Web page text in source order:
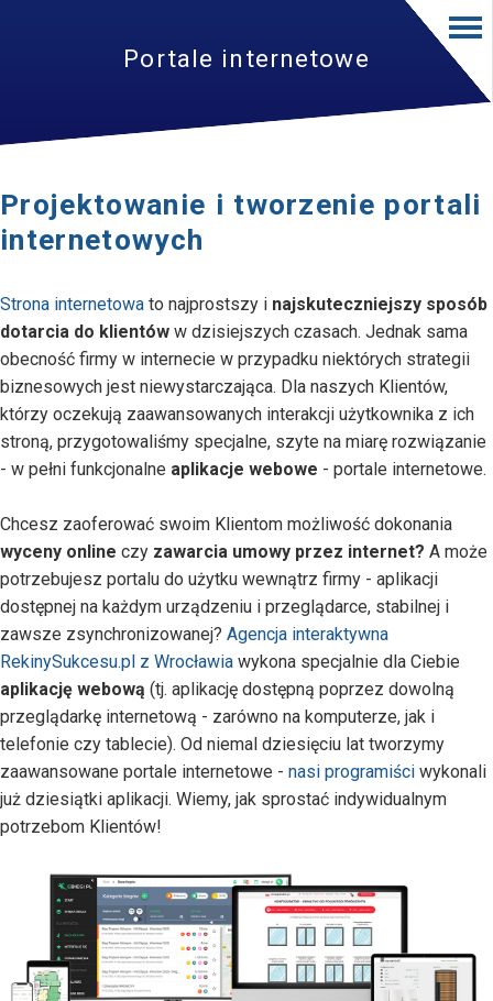
Portale internetowe
Projektowanie i tworzenie portali
internetowych
Strona internetowa to najprostszy i najskuteczniejszy sposób
dotarcia do klientów w dzisiejszych czasach. Jednak sama
obecność firmy w internecie w przypadku niektórych strategii
biznesowych jest niewystarczająca. Dla naszych Klientów,
którzy oczekują zaawansowanych interakcji użytkownika z ich
stroną, przygotowaliśmy specjalne, szyte na miarę rozwiązanie
- w pełni funkcjonalne aplikacje webowe - portale internetowe.
Chcesz zaoferować swoim Klientom możliwość dokonania
wyceny online czy zawarcia umowy przez internet? A może
potrzebujesz portalu do użytku wewnątrz firmy - aplikacji
dostępnej na każdym urządzeniu i przeglądarce, stabilnej i
zawsze zsynchronizowanej? Agencja interaktywna
RekinySukcesu.pl z Wrocławia wykona specjalnie dla Ciebie
aplikację webową (tj. aplikację dostępną poprzez dowolną
przeglądarkę internetową - zarówno na komputerze, jak i
telefonie czy tablecie). Od niemal dziesięciu lat tworzymy
zaawansowane portale internetowe - nasi programiści wykonali
już dziesiątki aplikacji. Wiemy, jak sprostać indywidualnym
potrzebom Klientów!